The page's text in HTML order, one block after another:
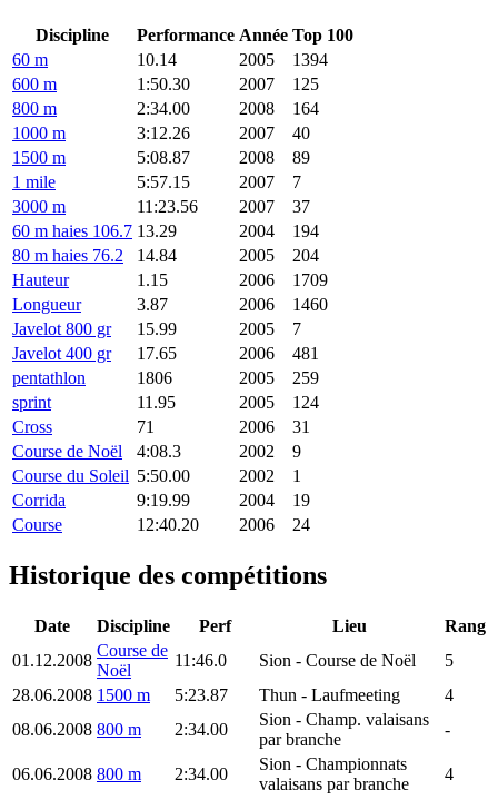
Discipline Performance Année Top 100
60 m
10.14 2005
1394
600 m
1:50.30 2007
125
800 m
2:34.00 2008
164
1000 m
3:12.26 2007
40
1500 m
5:08.87 2008
89
1 mile
5:57.15 2007
7
3000 m
11:23.56 2007
37
60 m haies 106.7 13.29 2004
194
80 m haies 76.2
14.84 2005
204
Hauteur
1.15 2006
1709
Longueur
3.87 2006
1460
Javelot 800 gr
15.99 2005
7
Javelot 400 gr
17.65 2006
481
pentathlon
1806 2005
259
sprint
11.95 2005
124
Cross
71 2006
31
Course de Noël
4:08.3 2002
9
Course du Soleil 5:50.00 2002
1
Corrida
9:19.99 2004
19
Course
12:40.20 2006 24
Historique des compétitions
Date Discipline Perf Lieu
Rang
01.12.2008
Course de
Noël
11:46.0 Sion - Course de Noël
5
28.06.2008 1500 m 5:23.87 Thun - Laufmeeting
4
08.06.2008 800 m 2:34.00
Sion - Champ. valaisans
par branche
-
06.06.2008 800 m 2:34.00
Sion - Championnats
valaisans par branche
4